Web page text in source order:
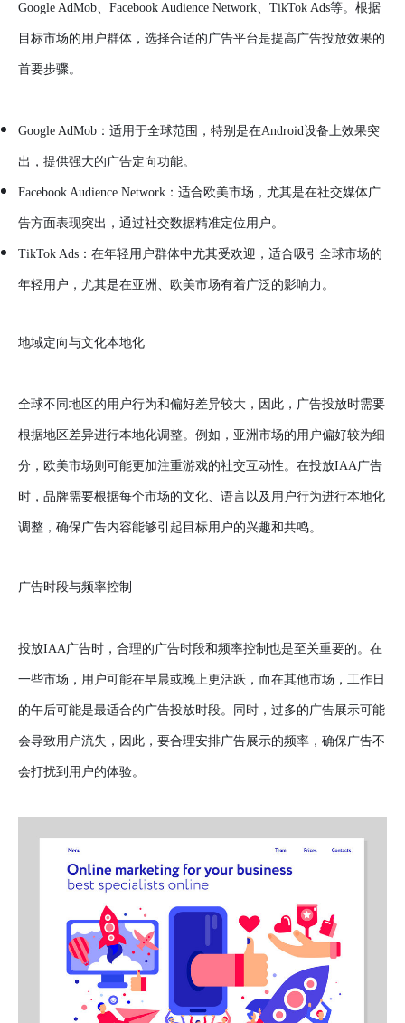
Google AdMob、Facebook Audience Network、TikTok Ads等。根据
目标市场的用户群体，选择合适的广告平台是提高广告投放效果的
首要步骤。
Google AdMob：适用于全球范围，特别是在Android设备上效果突
出，提供强大的广告定向功能。
Facebook Audience Network：适合欧美市场，尤其是在社交媒体广
告方面表现突出，通过社交数据精准定位用户。
TikTok Ads：在年轻用户群体中尤其受欢迎，适合吸引全球市场的
年轻用户，尤其是在亚洲、欧美市场有着广泛的影响力。
地域定向与文化本地化
全球不同地区的用户行为和偏好差异较大，因此，广告投放时需要
根据地区差异进行本地化调整。例如，亚洲市场的用户偏好较为细
分，欧美市场则可能更加注重游戏的社交互动性。在投放IAA广告
时，品牌需要根据每个市场的文化、语言以及用户行为进行本地化
调整，确保广告内容能够引起目标用户的兴趣和共鸣。
广告时段与频率控制
投放IAA广告时，合理的广告时段和频率控制也是至关重要的。在
一些市场，用户可能在早晨或晚上更活跃，而在其他市场，工作日
的午后可能是最适合的广告投放时段。同时，过多的广告展示可能
会导致用户流失，因此，要合理安排广告展示的频率，确保广告不
会打扰到用户的体验。